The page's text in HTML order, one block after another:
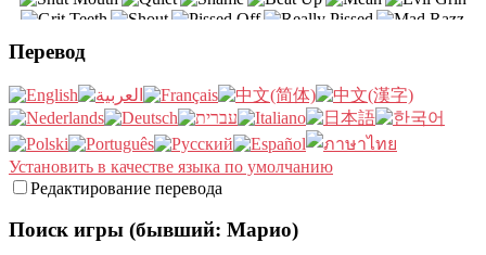
Перевод
Установить в качестве языка по умолчанию
Редактирование перевода
Поиск игры (бывший: Марио)